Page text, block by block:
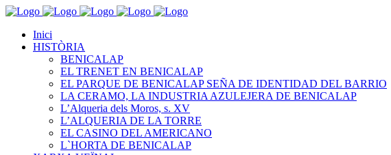
Inici
HISTÒRIA
BENICALAP
EL TRENET EN BENICALAP
EL PARQUE DE BENICALAP SEÑA DE IDENTIDAD DEL BARRIO
LA CERAMO, LA INDUSTRIA AZULEJERA DE BENICALAP
L’Alqueria dels Moros, s. XV
L’ALQUERIA DE LA TORRE
EL CASINO DEL AMERICANO
L`HORTA DE BENICALAP